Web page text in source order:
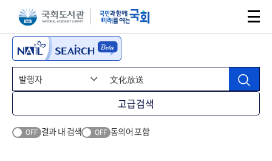
본문 바로가기주메뉴 바로가기
고급검색
OFF 결과 내 검색 OFF 동의어 포함